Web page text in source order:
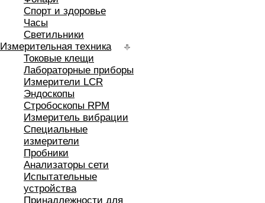
Спорт и здоровье
Часы
Светильники
Измерительная техника
Токовые клещи
Лабораторные приборы
Измерители LCR
Эндоскопы
Стробоскопы RPM
Измеритель вибрации
Специальные
измерители
Пробники
Анализаторы сети
Испытательные
устройства
Принадлежности для